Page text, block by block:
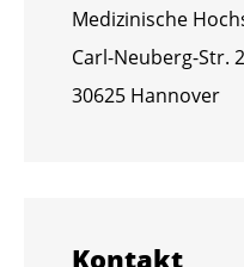
Me­di­zi­ni­sche
Carl-Neu­berg-Str.
30625 Han­no­ver
Kon­takt